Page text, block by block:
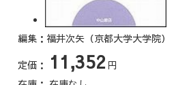
編集：福井次矢（京都大学大学院）
定価： 11,352 円